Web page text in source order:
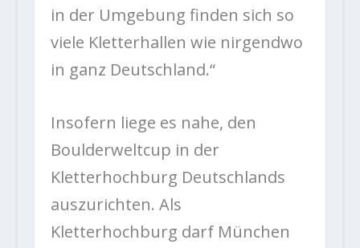
in der Umgebung finden sich so
viele Kletterhallen wie nirgendwo
in ganz Deutschland.“
Insofern liege es nahe, den
Boulderweltcup in der
Kletterhochburg Deutschlands
auszurichten. Als
Kletterhochburg darf München